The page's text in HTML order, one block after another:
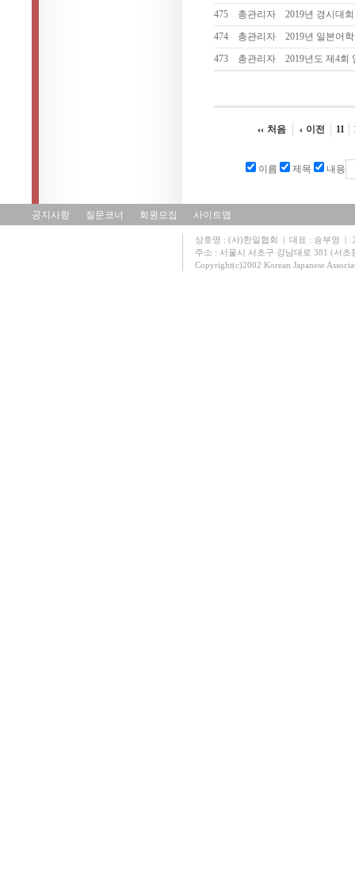
475
총관리자
2019년 경시대
474
총관리자
2019년 일본어
473
총관리자 2019년도 제4회
처음 이전 11
이름 제목 내용
공지사항 질문코너 회원모집 사이트맵
상호명 : (사)한일협회 | 대표 : 송부영 |
주소 : 서울시 서초구 강남대로 381 (서
Copyright(c)2002 Korean Japanese